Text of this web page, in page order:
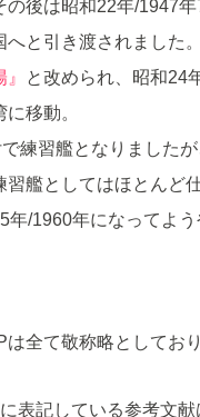
の後は昭和22年/1947
へと引き渡されました。
』
と改められ、昭和24
移動。
練習艦となりました
習艦としてはほとんど
年/1960年になってよ
全て敬称略としており
記している参考文献